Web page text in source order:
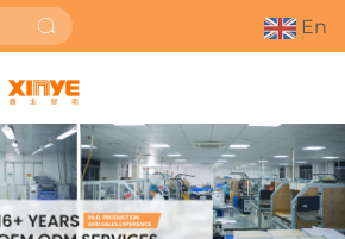
En
စျေးနှုန်းကောက်ယူရန်